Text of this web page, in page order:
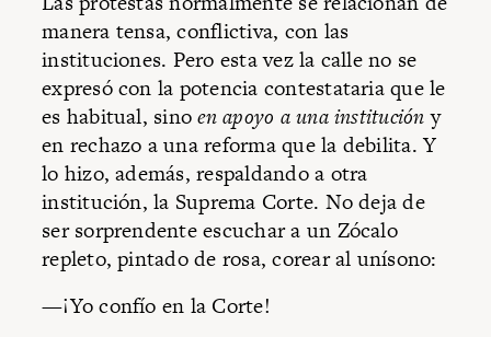
manera tensa, conflictiva, con las
instituciones. Pero esta vez la calle no se
expresó con la potencia contestataria que le
es habitual, sinoen apoyo a una institucióny
en rechazo a una reforma que la debilita. Y
lo hizo, además, respaldando a otra
institución, la Suprema Corte. No deja de
ser sorprendente escuchar a un Zócalo
repleto, pintado de rosa, corear al unísono:
—¡Yo confío en la Corte!